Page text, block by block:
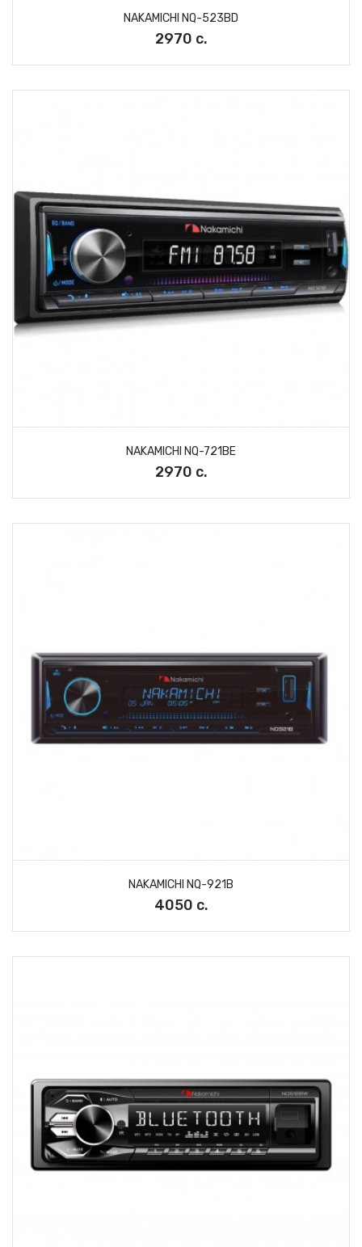
NAKAMICHI NQ-523BD
2970 с.
NAKAMICHI NQ-721BE
2970 с.
NAKAMICHI NQ-921B
4050 с.